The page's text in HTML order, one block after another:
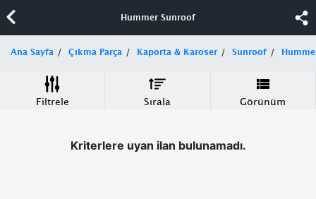
Hummer Sunroof
Ana Sayfa Çıkma Parça Kaporta & Karoser Sunroof
Filtrele Sırala Görünüm
Kriterlere uyan ilan bulunamadı.